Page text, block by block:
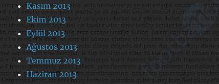
Kasım 2013
Ekim 2013
Eylül 2013
Ağustos 2013
Temmuz 2013
Haziran 2013